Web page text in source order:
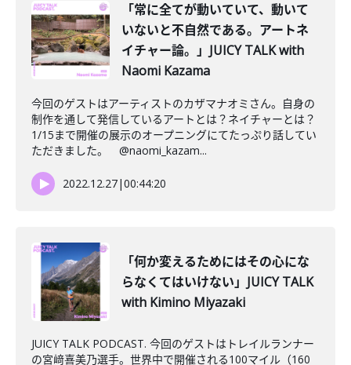
「常に全てが動いていて、動いて
いないと不自然である。アートネ
イチャー論。」JUICY TALK with
Naomi Kazama
今回のゲストはアーティストのカザマナオミさん。自身の
制作を通して発信しているアートとは？ネイチャーとは？
1/15まで開催の展示のオープニングにてたっぷり話してい
ただきました。 @naomi_kazam...
2022.12.27|00:44:20
「何か変えるためにはその心にな
らなくてはいけない」JUICY TALK
with Kimino Miyazaki
JUICY TALK PODCAST. 今回のゲストはトレイルランナー
の宮﨑喜美乃選手。世界中で開催される100マイル（160